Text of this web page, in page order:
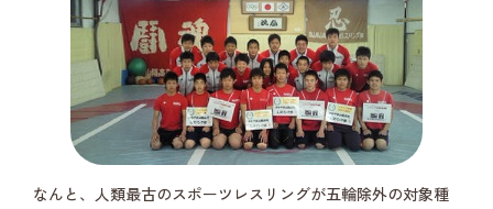
なんと、人類最古のスポーツレスリングが五輪除外の対象種